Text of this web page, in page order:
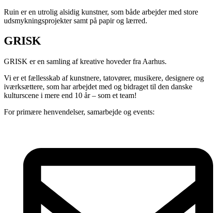
Ruin er en utrolig alsidig kunstner, som både arbejder med store
udsmykningsprojekter samt på papir og lærred.
GRISK
GRISK er en samling af kreative hoveder fra Aarhus.
Vi er et fællesskab af kunstnere, tatovører, musikere, designere og
iværksættere, som har arbejdet med og bidraget til den danske
kulturscene i mere end 10 år – som et team!
For primære henvendelser, samarbejde og events: